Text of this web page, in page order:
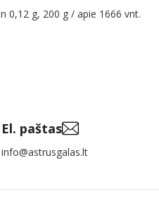
0,12 g, 200 g / apie 1666 vnt.
El. paštas
info@astrusgalas.lt